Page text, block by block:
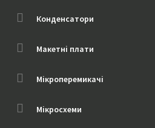
Конденсатори
Макетні плати
Мікроперемикачі
Мікросхеми